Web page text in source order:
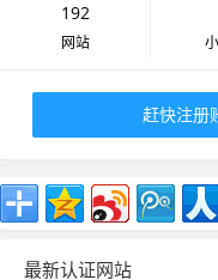
192
网站
赶快注册
最新认证网站